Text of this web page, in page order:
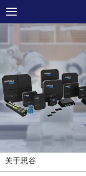
关于思谷